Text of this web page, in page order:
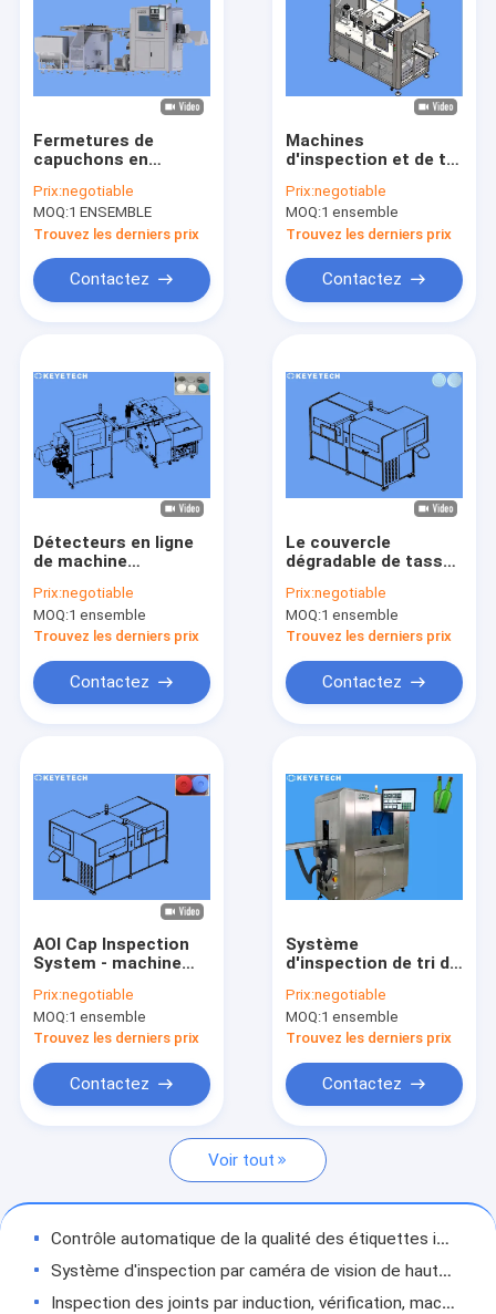
Maison
Produits
Contrôle de qualité
Contactez-nous
Demandez une citation
Machine d'inspection des bouteilles
Machine d'inspection du plafond
Machine d'inspection des préformes
Machine d'inspection IML
machine d'inspection des étiquettes
Autres inspections de produits
Fermetures de
capuchons en
précision Système
d'inspection
automatique de la
vision
Prix:negotiable
MOQ:1 ENSEMBLE
Trouvez les derniers prix
Contactez
Machines
d'inspection et de tri
en PET
Prix:negotiable
MOQ:1 ensemble
Trouvez les derniers prix
Contactez
Détecteurs en ligne
de machine
de capuchon CRC
avec système de
comptage
Prix:negotiable
MOQ:1 ensemble
Trouvez les derniers prix
Contactez
Le couvercle
dégradable de tasse
d'inspection de
chapeau de haute
précision de
Prix:negotiable
MOQ:1 ensemble
Trouvez les derniers prix
Contactez
AOI Cap Inspection
System - machine
de défaut
Prix:negotiable
MOQ:1 ensemble
Trouvez les derniers prix
Contactez
Système
d'inspection de tri de
un algorithme d'IA à
haute vitesse
Prix:negotiable
MOQ:1 ensemble
Trouvez les derniers prix
Contactez
Voir tout
Contrôle automatique de la qualité des étiquettes imprimées, des emballages et de la machine d'inspection
Système d'inspection par caméra de vision de haute précision pour les couvercles en plastique des CDD
Inspection des joints par induction, vérification, machine d'inspection de l'assemblage du bouchon de bouteille